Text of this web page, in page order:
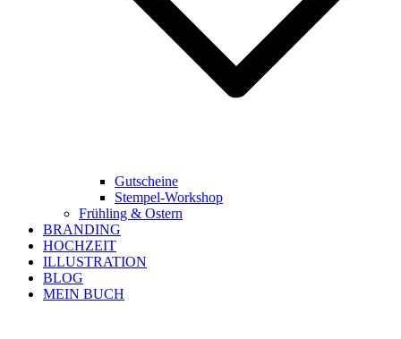
Gutscheine
Stempel-Workshop
Frühling & Ostern
BRANDING
HOCHZEIT
ILLUSTRATION
BLOG
MEIN BUCH